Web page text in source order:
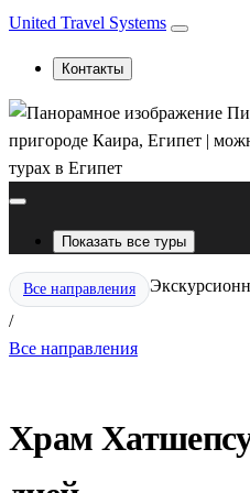
United Travel Systems
Контакты
Показать все туры
Все направления
/
Все направления
Храм